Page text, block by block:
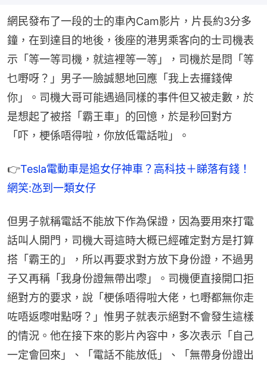
網民發布了一段的士的車內Cam影片，片長約3分多
鐘，在到達目的地後，後座的港男乘客向的士司機表
示「等一等司機，就這裡等一等」，司機於是問「等
乜嘢呀？」男子一臉誠懇地回應「我上去攞錢俾
你」。司機大哥可能遇過同樣的事件但又被走數，於
是想起了被搭「霸王車」的回憶，於是秒回對方
「吓，梗係唔得啦，你放低電話啦」。
👉Tesla電動車是追女仔神車？高科技＋睇落有錢！
網笑:氹到一類女仔
但男子就稱電話不能放下作為保證，因為要用來打電
話叫人開門，司機大哥這時大概已經確定對方是打算
搭「霸王的」，所以再要求對方放下身份證，不過男
子又再稱「我身份證無帶出嚟」。司機便直接開口拒
絕對方的要求，說「梗係唔得啦大佬，乜嘢都無你走
咗唔返嚟咁點呀？」惟男子就表示絕對不會發生這樣
的情況。他在接下來的影片內容中，多次表示「自己
一定會回來」、「電話不能放低」、「無帶身份證出